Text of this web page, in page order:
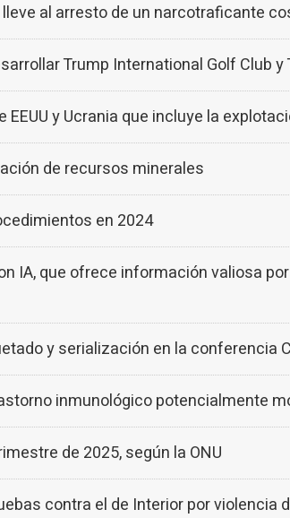
al arresto de un narcotraficante
Trump International Golf Club y
y Ucrania que incluye la
de recursos minerales
en 2024
IA, que ofrece información valiosa
y serialización en la conferencia
inmunológico potencialmente
de 2025, según la ONU
contra el de Interior por violencia